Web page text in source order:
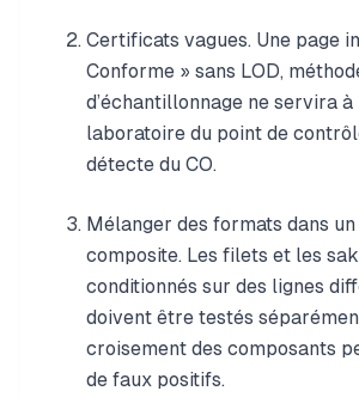
Certificats vagues. Une page
Conforme » sans LOD,
d’échantillonnage ne servira à
laboratoire du point de
détecte du CO.
Mélanger des formats dans
composite. Les filets et les
conditionnés sur des lignes
doivent être testés
croisement des composants
de faux positifs.